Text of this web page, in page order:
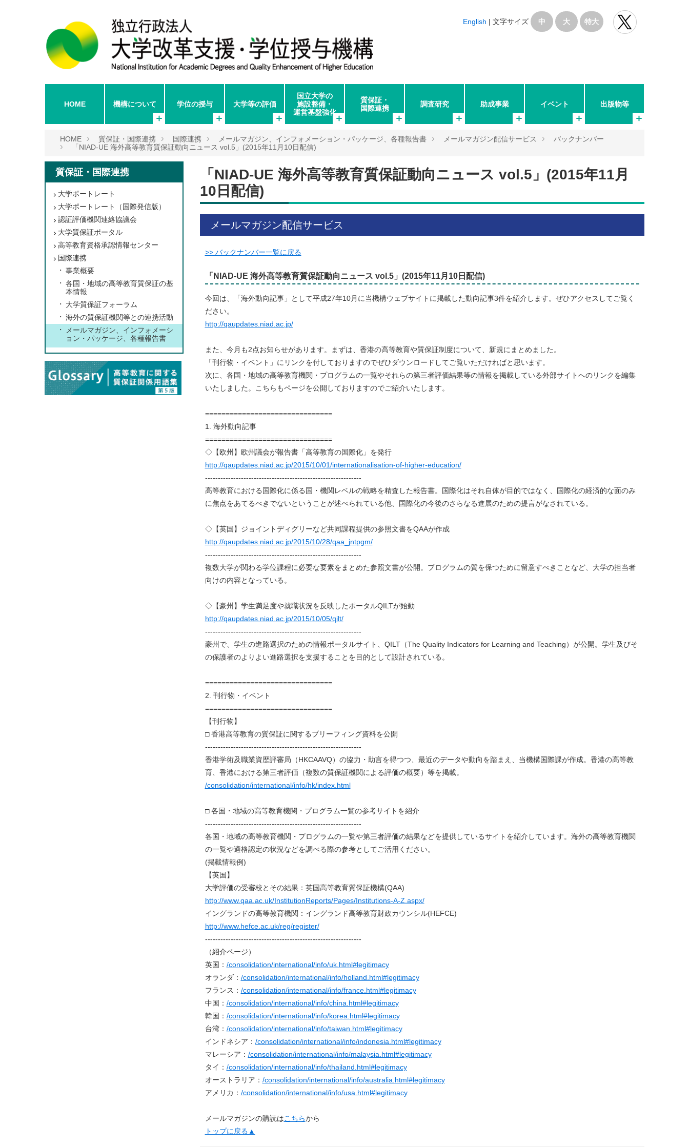
English | 文字サイズ 中 大 特大
HOME 機構について 学位の授与 大学等の評価
国立大学の
施設整備・
運営基盤強化
質保証・
国際連携
調査研究 助成事業 イベント 出版物等
HOME 質保証・国際連携 国際連携 メールマガジン、インフォメーション・パッケージ、各種報告書 メールマガジン配信サービス
バックナンバー
「NIAD-UE 海外高等教育質保証動向ニュース vol.5」(2015年11月10日配信)
「NIAD-UE 海外高等教育質保証動向ニュース vol.5」(2015年11月
10日配信)
メールマガジン配信サービス
>> バックナンバー一覧に戻る
「NIAD-UE 海外高等教育質保証動向ニュース vol.5」(2015年11月10日配信)
今回は、「海外動向記事」として平成27年10月に当機構ウェブサイトに掲載した動向記事3件を紹介します。ぜひアクセスしてご覧く
ださい。
http://qaupdates.niad.ac.jp/
また、今月も2点お知らせがあります。まずは、香港の高等教育や質保証制度について、新規にまとめました。
「刊行物・イベント」にリンクを付しておりますのでぜひダウンロードしてご覧いただければと思います。
次に、各国・地域の高等教育機関・プログラムの一覧やそれらの第三者評価結果等の情報を掲載している外部サイトへのリンクを編集
いたしました。こちらもページを公開しておりますのでご紹介いたします。
===============================
1. 海外動向記事
===============================
◇【欧州】欧州議会が報告書「高等教育の国際化」を発行
http://qaupdates.niad.ac.jp/2015/10/01/internationalisation-of-higher-education/
-------------------------------------------------------------
高等教育における国際化に係る国・機関レベルの戦略を精査した報告書。国際化はそれ自体が目的ではなく、国際化の経済的な面のみ
に焦点をあてるべきでないということが述べられている他、国際化の今後のさらなる進展のための提言がなされている。
◇【英国】ジョイントディグリーなど共同課程提供の参照文書をQAAが作成
http://qaupdates.niad.ac.jp/2015/10/28/qaa_jntpgm/
-------------------------------------------------------------
複数大学が関わる学位課程に必要な要素をまとめた参照文書が公開。プログラムの質を保つために留意すべきことなど、大学の担当者
向けの内容となっている。
◇【豪州】学生満足度や就職状況を反映したポータルQILTが始動
http://qaupdates.niad.ac.jp/2015/10/05/qilt/
-------------------------------------------------------------
豪州で、学生の進路選択のための情報ポータルサイト、QILT（The Quality Indicators for Learning and Teaching）が公開。学生及びそ
の保護者のよりよい進路選択を支援することを目的として設計されている。
===============================
2. 刊行物・イベント
===============================
【刊行物】
□ 香港高等教育の質保証に関するブリーフィング資料を公開
-------------------------------------------------------------
香港学術及職業資歴評審局（HKCAAVQ）の協力・助言を得つつ、最近のデータや動向を踏まえ、当機構国際課が作成。香港の高等教
育、香港における第三者評価（複数の質保証機関による評価の概要）等を掲載。
/consolidation/international/info/hk/index.html
□ 各国・地域の高等教育機関・プログラム一覧の参考サイトを紹介
-------------------------------------------------------------
各国・地域の高等教育機関・プログラムの一覧や第三者評価の結果などを提供しているサイトを紹介しています。海外の高等教育機関
の一覧や適格認定の状況などを調べる際の参考としてご活用ください。
(掲載情報例)
【英国】
大学評価の受審校とその結果：英国高等教育質保証機構(QAA)
http://www.qaa.ac.uk/InstitutionReports/Pages/Institutions-A-Z.aspx/
イングランドの高等教育機関：イングランド高等教育財政カウンシル(HEFCE)
http://www.hefce.ac.uk/reg/register/
-------------------------------------------------------------
（紹介ページ）
英国： /consolidation/international/info/uk.html#legitimacy
オランダ： /consolidation/international/info/holland.html#legitimacy
フランス： /consolidation/international/info/france.html#legitimacy
中国： /consolidation/international/info/china.html#legitimacy
韓国： /consolidation/international/info/korea.html#legitimacy
台湾： /consolidation/international/info/taiwan.html#legitimacy
インドネシア： /consolidation/international/info/indonesia.html#legitimacy
マレーシア： /consolidation/international/info/malaysia.html#legitimacy
タイ： /consolidation/international/info/thailand.html#legitimacy
オーストラリア： /consolidation/international/info/australia.html#legitimacy
アメリカ： /consolidation/international/info/usa.html#legitimacy
メールマガジンの購読はこちらから
トップに戻る▲
質保証・国際連携
大学ポートレート
大学ポートレート（国際発信版）
認証評価機関連絡協議会
大学質保証ポータル
高等教育資格承認情報センター
国際連携
事業概要
各国・地域の高等教育質保証の基
本情報
大学質保証フォーラム
海外の質保証機関等との連携活動
メールマガジン、インフォメーシ
ョン・パッケージ、各種報告書